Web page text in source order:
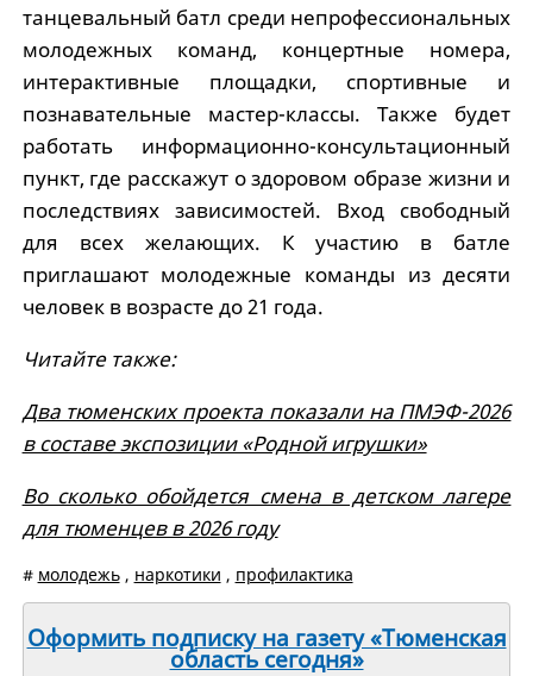
танцевальный батл среди непрофессиональных
молодежных команд, концертные номера,
интерактивные площадки, спортивные и
познавательные мастер-классы. Также будет
работать информационно-консультационный
пункт, где расскажут о здоровом образе жизни и
последствиях зависимостей. Вход свободный
для всех желающих. К участию в батле
приглашают молодежные команды из десяти
человек в возрасте до 21 года.
Читайте также:
Два тюменских проекта показали на ПМЭФ-2026
в составе экспозиции «Родной игрушки»
Во сколько обойдется смена в детском лагере
для тюменцев в 2026 году
# молодежь, наркотики , профилактика
Оформить подписку на газету «Тюменская
область сегодня»